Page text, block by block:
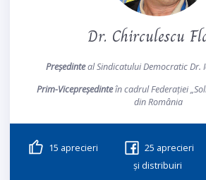
Dr. Chirculescu
Președinteal Sindicatului Democratic Dr.
Prim-Vicepreședinteîn cadrul Federației
din România
15 aprecieri 25 aprecieri
și distribuiri